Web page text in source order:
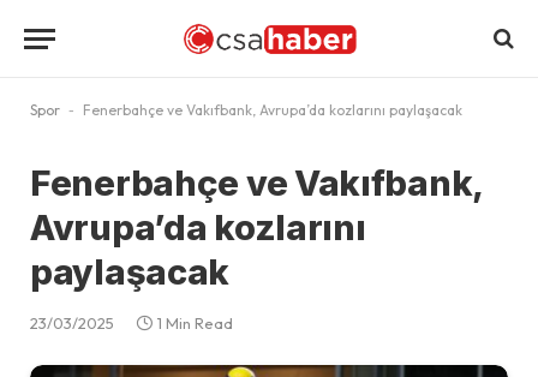
Spor - Fenerbahçe ve Vakıfbank, Avrupa’da kozlarını paylaşacak
Fenerbahçe ve Vakıfbank,
Avrupa’da kozlarını
paylaşacak
23/03/2025 1 Min Read